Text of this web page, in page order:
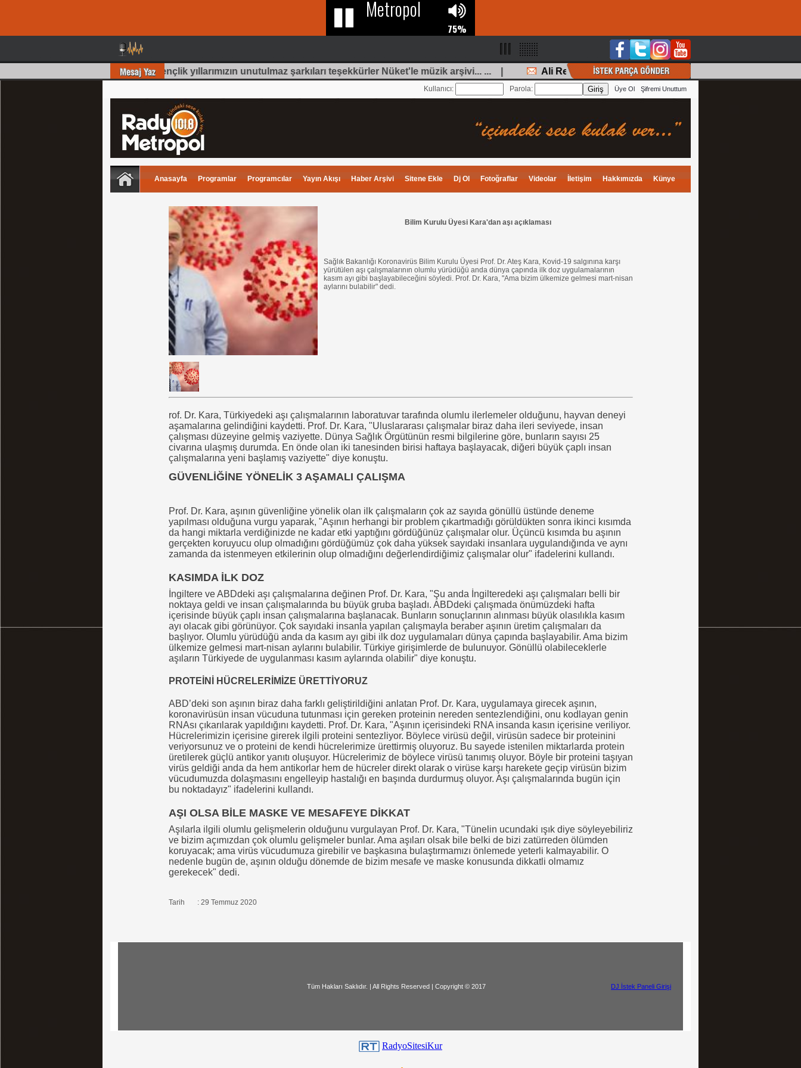
bölüm olmuş 70 Li yıllar ilk gençlik yıllarımızın unutulmaz şarkıları teşekkürler Nüket'le müzik arşivi... ... | Ali Recai (Ertem), İstek: Güzel Seni Çok Özledim. ... |
Kullanıcı: Parola: Üye Ol Şifremi Unuttum
Anasayfa Programlar Programcılar Yayın Akışı Haber Arşivi Sitene Ekle Dj Ol Fotoğraflar Videolar İletişim Hakkımızda Künye
Bilim Kurulu Üyesi Kara'dan aşı açıklaması
Sağlık Bakanlığı Koronavirüs Bilim Kurulu Üyesi Prof. Dr. Ateş Kara, Kovid-19 salgınına karşı
yürütülen aşı çalışmalarının olumlu yürüdüğü anda dünya çapında ilk doz uygulamalarının
kasım ayı gibi başlayabileceğini söyledi. Prof. Dr. Kara, "Ama bizim ülkemize gelmesi mart-nisan
aylarını bulabilir" dedi.
rof. Dr. Kara, Türkiyedeki aşı çalışmalarının laboratuvar tarafında olumlu ilerlemeler olduğunu, hayvan deneyi
aşamalarına gelindiğini kaydetti. Prof. Dr. Kara, "Uluslararası çalışmalar biraz daha ileri seviyede, insan
çalışması düzeyine gelmiş vaziyette. Dünya Sağlık Örgütünün resmi bilgilerine göre, bunların sayısı 25
civarına ulaşmış durumda. En önde olan iki tanesinden birisi haftaya başlayacak, diğeri büyük çaplı insan
çalışmalarına yeni başlamış vaziyette" diye konuştu.
GÜVENLİĞİNE YÖNELİK 3 AŞAMALI ÇALIŞMA
Prof. Dr. Kara, aşının güvenliğine yönelik olan ilk çalışmaların çok az sayıda gönüllü üstünde deneme
yapılması olduğuna vurgu yaparak, "Aşının herhangi bir problem çıkartmadığı görüldükten sonra ikinci kısımda
da hangi miktarla verdiğinizde ne kadar etki yaptığını gördüğünüz çalışmalar olur. Üçüncü kısımda bu aşının
gerçekten koruyucu olup olmadığını gördüğümüz çok daha yüksek sayıdaki insanlara uygulandığında ve aynı
zamanda da istenmeyen etkilerinin olup olmadığını değerlendirdiğimiz çalışmalar olur" ifadelerini kullandı.
KASIMDA İLK DOZ
İngiltere ve ABDdeki aşı çalışmalarına değinen Prof. Dr. Kara, "Şu anda İngilteredeki aşı çalışmaları belli bir
noktaya geldi ve insan çalışmalarında bu büyük gruba başladı. ABDdeki çalışmada önümüzdeki hafta
içerisinde büyük çaplı insan çalışmalarına başlanacak. Bunların sonuçlarının alınması büyük olasılıkla kasım
ayı olacak gibi görünüyor. Çok sayıdaki insanla yapılan çalışmayla beraber aşının üretim çalışmaları da
başlıyor. Olumlu yürüdüğü anda da kasım ayı gibi ilk doz uygulamaları dünya çapında başlayabilir. Ama bizim
ülkemize gelmesi mart-nisan aylarını bulabilir. Türkiye girişimlerde de bulunuyor. Gönüllü olabileceklerle
aşıların Türkiyede de uygulanması kasım aylarında olabilir" diye konuştu.
PROTEİNİ HÜCRELERİMİZE ÜRETTİYORUZ
ABD’deki son aşının biraz daha farklı geliştirildiğini anlatan Prof. Dr. Kara, uygulamaya girecek aşının,
koronavirüsün insan vücuduna tutunması için gereken proteinin nereden sentezlendiğini, onu kodlayan genin
RNAsı çıkarılarak yapıldığını kaydetti. Prof. Dr. Kara, "Aşının içerisindeki RNA insanda kasın içerisine veriliyor.
Hücrelerimizin içerisine girerek ilgili proteini sentezliyor. Böylece virüsü değil, virüsün sadece bir proteinini
veriyorsunuz ve o proteini de kendi hücrelerimize ürettirmiş oluyoruz. Bu sayede istenilen miktarlarda protein
üretilerek güçlü antikor yanıtı oluşuyor. Hücrelerimiz de böylece virüsü tanımış oluyor. Böyle bir proteini taşıyan
virüs geldiği anda da hem antikorlar hem de hücreler direkt olarak o virüse karşı harekete geçip virüsün bizim
vücudumuzda dolaşmasını engelleyip hastalığı en başında durdurmuş oluyor. Aşı çalışmalarında bugün için
bu noktadayız" ifadelerini kullandı.
AŞI OLSA BİLE MASKE VE MESAFEYE DİKKAT
Aşılarla ilgili olumlu gelişmelerin olduğunu vurgulayan Prof. Dr. Kara, "Tünelin ucundaki ışık diye söyleyebiliriz
ve bizim açımızdan çok olumlu gelişmeler bunlar. Ama aşıları olsak bile belki de bizi zatürreden ölümden
koruyacak; ama virüs vücudumuza girebilir ve başkasına bulaştırmamızı önlemede yeterli kalmayabilir. O
nedenle bugün de, aşının olduğu dönemde de bizim mesafe ve maske konusunda dikkatli olmamız
gerekecek" dedi.
Tarih : 29 Temmuz 2020
Tüm Hakları Saklıdır. | All Rights Reserved | Copyright © 2017 DJ İstek Paneli Girişi
RadyoSitesiKur